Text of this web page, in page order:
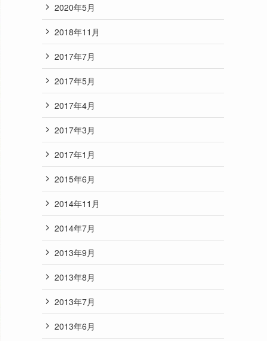
2020年5月
2018年11月
2017年7月
2017年5月
2017年4月
2017年3月
2017年1月
2015年6月
2014年11月
2014年7月
2013年9月
2013年8月
2013年7月
2013年6月